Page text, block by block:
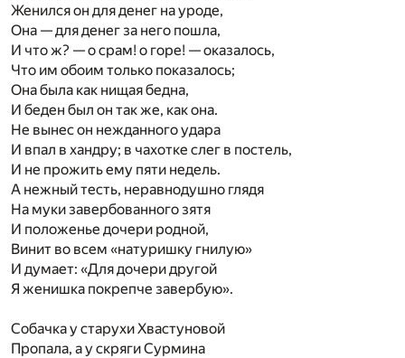
Женился он для денег на уроде,
Она — для денег за него пошла,
И что ж? — о срам! о горе! — оказалось,
Что им обоим только показалось;
Она была как нищая бедна,
И беден был он так же, как она.
Не вынес он нежданного удара
И впал в хандру; в чахотке слег в постель,
И не прожить ему пяти недель.
А нежный тесть, неравнодушно глядя
На муки завербованного зятя
И положенье дочери родной,
Винит во всем «натуришку гнилую»
И думает: «Для дочери другой
Я женишка покрепче завербую».
Собачка у старухи Хвастуновой
Пропала, а у скряги Сурмина